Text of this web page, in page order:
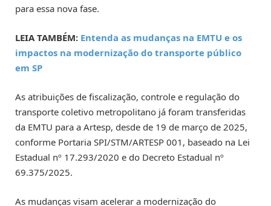
para essa nova fase.
LEIA TAMBÉM: Entenda as mudanças na EMTU e os
impactos na modernização do transporte público
em SP
As atribuições de fiscalização, controle e regulação do
transporte coletivo metropolitano já foram transferidas
da EMTU para a Artesp, desde de 19 de março de 2025,
conforme Portaria SPI/STM/ARTESP 001, baseado na Lei
Estadual nº 17.293/2020 e do Decreto Estadual nº
69.375/2025.
As mudanças visam acelerar a modernização do